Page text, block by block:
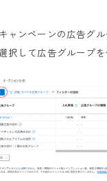
ャンペーンの広告グル
択して広告グループを